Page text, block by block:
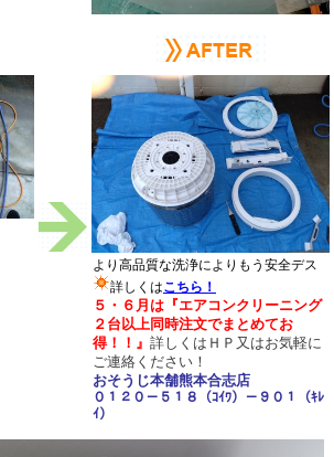
より高品質な洗浄によりもう安全デス
詳しくはこちら！
５・６月は 『エアコンクリーニング
２台以上同時注文でまとめてお
得！！ 』 詳しくはＨＰ又はお気軽に
ご連絡ください！
おそうじ本舗熊本合志店
０１２０－５１８（ｺｲﾜ）－９０１（ｷﾚ
ｲ）